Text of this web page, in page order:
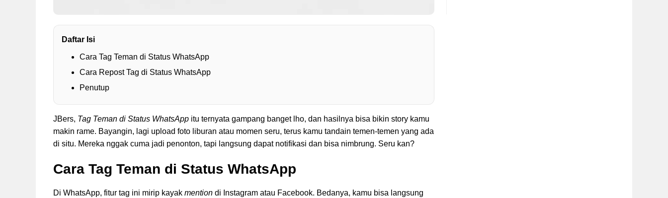
Daftar Isi
Cara Tag Teman di Status WhatsApp
Cara Repost Tag di Status WhatsApp
Penutup
JBers, Tag Teman di Status WhatsApp itu ternyata gampang banget lho, dan hasilnya bisa bikin story kamu
makin rame. Bayangin, lagi upload foto liburan atau momen seru, terus kamu tandain temen-temen yang ada
di situ. Mereka nggak cuma jadi penonton, tapi langsung dapat notifikasi dan bisa nimbrung. Seru kan?
Cara Tag Teman di Status WhatsApp
Di WhatsApp, fitur tag ini mirip kayak mention di Instagram atau Facebook. Bedanya, kamu bisa langsung